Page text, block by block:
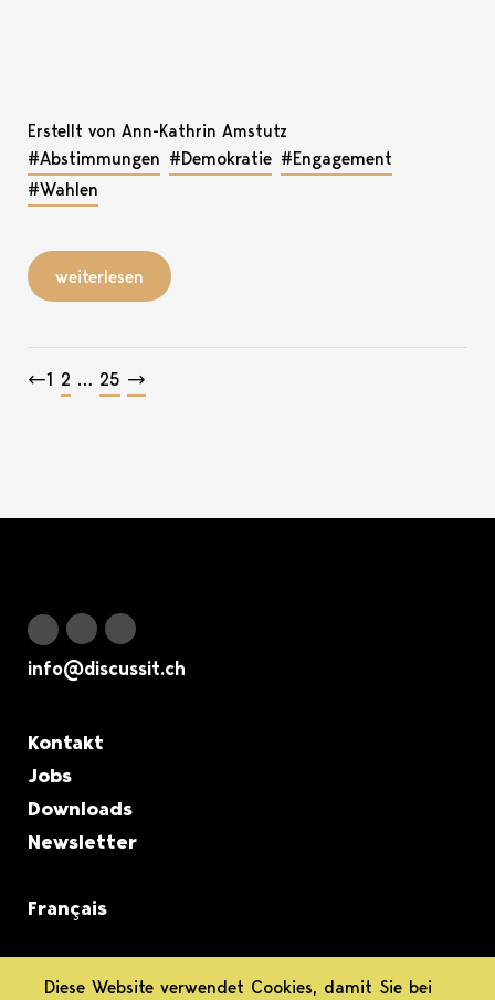
Erstellt von Ann-Kathrin Amstutz
#Abstimmungen #Demokratie #Engagement
#Wahlen
weiterlesen
Beitragsnavigation
←1 2 … 25 →
Discuss it auf Facebook
Discuss it auf Instagram
Discuss it auf Youtube
info@discussit.ch
Metanavigation
Kontakt
Jobs
Downloads
Newsletter
Français
informiert.
Diese Website verwendet Cookies, damit Sie bei